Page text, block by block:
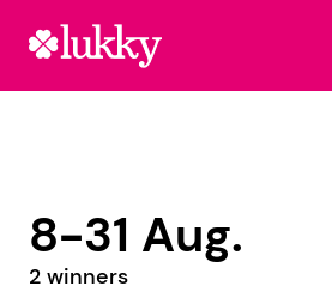
8-31 Aug.
2 winners